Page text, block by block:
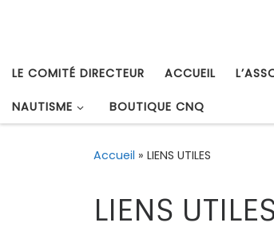
LE COMITÉ DIRECTEUR ACCUEIL
NAUTISME BOUTIQUE CNQ
Accueil » LIENS UTILES
LIENS